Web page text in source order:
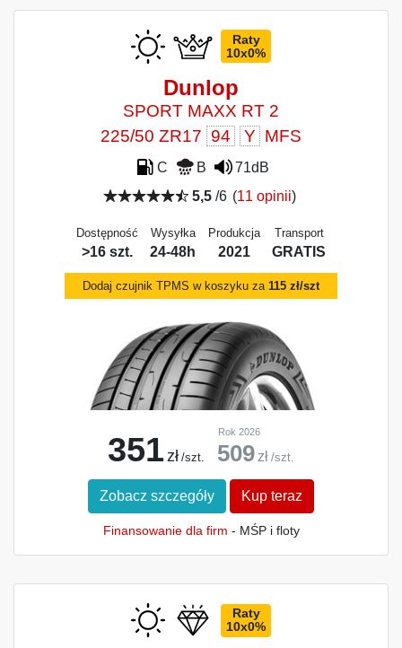
Raty
10x0%
Dunlop
SPORT MAXX RT 2
225/50 ZR17 94 Y MFS
C B
71dB
5,5/6 (11 opinii)
Dostępność
>16 szt.
Wysyłka
24-48h
Produkcja
2021
Transport
GRATIS
Dodaj czujnik TPMS w koszyku za 115 zł/szt
351 zł /szt.
Rok 2026
509 zł /szt.
Zobacz szczegóły Kup teraz
Finansowanie dla firm - MŚP i floty
Raty
10x0%